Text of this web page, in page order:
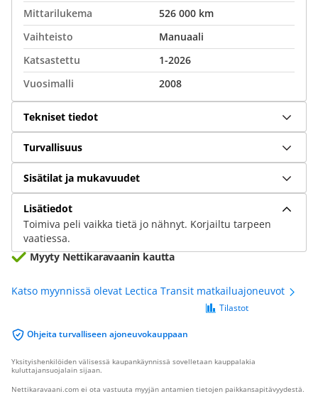
Mittarilukema
526 000 km
Vaihteisto
Manuaali
Katsastettu
1-2026
Vuosimalli
2008
Tekniset tiedot
Turvallisuus
Sisätilat ja mukavuudet
Lisätiedot
Toimiva peli vaikka tietä jo nähnyt. Korjailtu tarpeen
vaatiessa.
Myyty Nettikaravaanin kautta
Katso myynnissä olevat Lectica Transit matkailuajoneuvot
Ohjeita turvalliseen ajoneuvokauppaan
Tilastot
Yksityishenkilöiden välisessä kaupankäynnissä sovelletaan kauppalakia
kuluttajansuojalain sijaan.
Nettikaravaani.com ei ota vastuuta myyjän antamien tietojen paikkansapitävyydestä.